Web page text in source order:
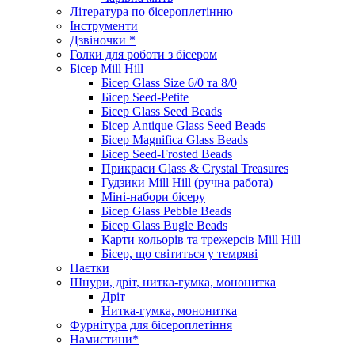
Література по бісероплетінню
Інструменти
Дзвіночки *
Голки для роботи з бісером
Бісер Mill Hill
Бісер Glass Size 6/0 та 8/0
Бісер Seed-Petite
Бісер Glass Seed Beads
Бісер Antique Glass Seed Beads
Бісер Magnifica Glass Beads
Бісер Seed-Frosted Beads
Прикраси Glass & Crystal Treasures
Гудзики Mill Hill (ручна работа)
Міні-набори бісеру
Бісер Glass Pebble Beads
Бісер Glass Bugle Beads
Карти кольорів та трежерсів Mill Hill
Бісер, що світиться у темряві
Паєтки
Шнури, дріт, нитка-гумка, мононитка
Дріт
Нитка-гумка, мононитка
Фурнітура для бісероплетіння
Намистини*